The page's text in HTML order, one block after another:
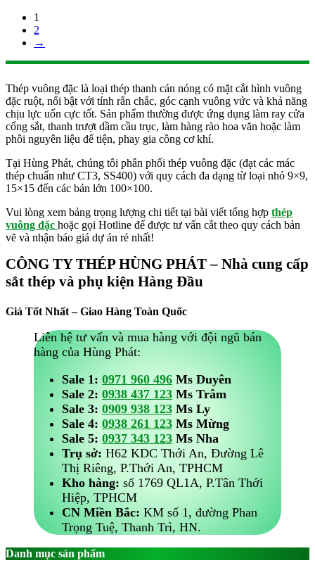
1
2
→
Thép vuông đặc là loại thép thanh cán nóng có mặt cắt hình vuông
đặc ruột, nổi bật với tính rắn chắc, góc cạnh vuông vức và khả năng
chịu lực uốn cực tốt. Sản phẩm thường được ứng dụng làm ray cửa
cổng sắt, thanh trượt dầm cầu trục, làm hàng rào hoa văn hoặc làm
phôi nguyên liệu để tiện, phay gia công cơ khí.
Tại Hùng Phát, chúng tôi phân phối thép vuông đặc (đạt các mác
thép chuẩn như CT3, SS400) với quy cách đa dạng từ loại nhỏ 9×9,
15×15 đến các bản lớn 100×100.
Vui lòng xem bảng trọng lượng chi tiết tại bài viết tổng hợp thép
vuông đặc hoặc gọi Hotline để được tư vấn cắt theo quy cách bản
vẽ và nhận báo giá dự án rẻ nhất!
CÔNG TY THÉP HÙNG PHÁT – Nhà cung cấp
sắt thép và phụ kiện Hàng Đầu
Giá Tốt Nhất – Giao Hàng Toàn Quốc
Liên hệ tư vấn và mua hàng với đội ngũ bán
hàng của Hùng Phát:
Sale 1: 0971 960 496 Ms Duyên
Sale 2: 0938 437 123 Ms Trâm
Sale 3: 0909 938 123 Ms Ly
Sale 4: 0938 261 123 Ms Mừng
Sale 5: 0937 343 123 Ms Nha
Trụ sở: H62 KDC Thới An, Đường Lê
Thị Riêng, P.Thới An, TPHCM
Kho hàng: số 1769 QL1A, P.Tân Thới
Hiệp, TPHCM
CN Miền Bắc: KM số 1, đường Phan
Trọng Tuệ, Thanh Trì, HN.
Danh mục sản phẩm